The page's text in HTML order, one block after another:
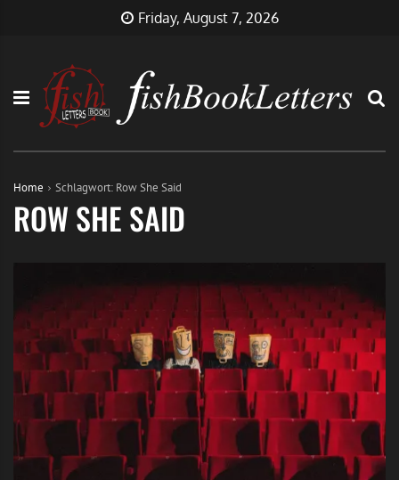
Friday, August 7, 2026
Home Schlagwort: Row She Said
ROW SHE SAID